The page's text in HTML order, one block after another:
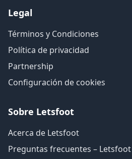
Legal
Términos y Condiciones
Política de privacidad
Partnership
Configuración de cookies
Sobre Letsfoot
Acerca de Letsfoot
Preguntas frecuentes – Letsfoot